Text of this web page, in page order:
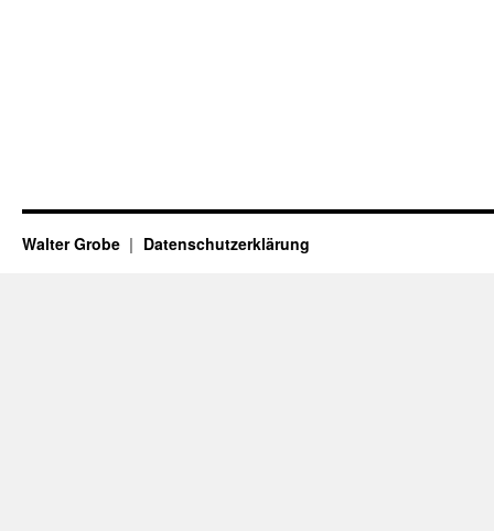
Walter Grobe Datenschutzerklärung